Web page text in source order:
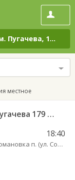
Саратов АВ Центральный (ул. им. Пугачева, 179 А)
местное
Саратов АВ Центральный ул им Пугачева 179 А — Романовка рп (ул Советская 116)
18:40
рабочий Романовка п. (ул. Советская, 116)